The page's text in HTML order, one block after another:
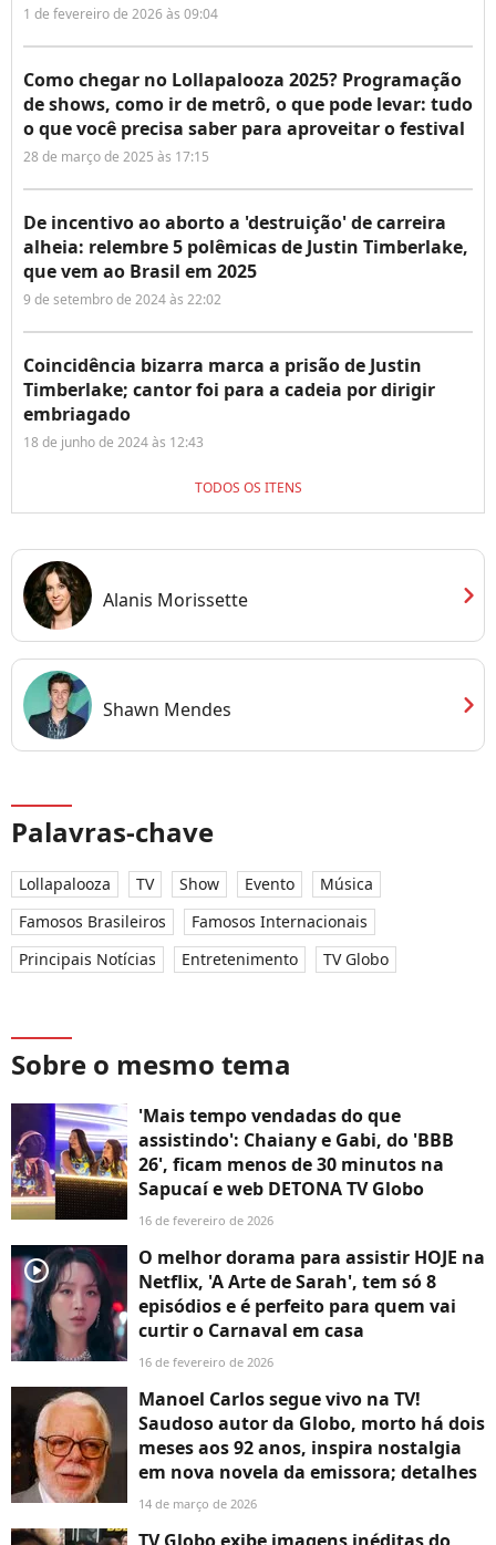
1 de fevereiro de 2026 às 09:04
Como chegar no Lollapalooza 2025? Programação
de shows, como ir de metrô, o que pode levar: tudo
o que você precisa saber para aproveitar o festival
28 de março de 2025 às 17:15
De incentivo ao aborto a 'destruição' de carreira
alheia: relembre 5 polêmicas de Justin Timberlake,
que vem ao Brasil em 2025
9 de setembro de 2024 às 22:02
Coincidência bizarra marca a prisão de Justin
Timberlake; cantor foi para a cadeia por dirigir
embriagado
18 de junho de 2024 às 12:43
TODOS OS ITENS
Alanis Morissette chevron_right
Shawn Mendes chevron_right
Palavras-chave
Lollapalooza TV Show Evento
Música
Famosos Brasileiros
Famosos Internacionais
Principais Notícias
Entretenimento TV Globo
Sobre o mesmo tema
'Mais tempo vendadas do que
assistindo': Chaiany e Gabi, do 'BBB
26', ficam menos de 30 minutos na
Sapucaí e web DETONA TV Globo
16 de fevereiro de 2026
player2
O melhor dorama para assistir HOJE na
Netflix, 'A Arte de Sarah', tem só 8
episódios e é perfeito para quem vai
curtir o Carnaval em casa
16 de fevereiro de 2026
Manoel Carlos segue vivo na TV!
Saudoso autor da Globo, morto há dois
meses aos 92 anos, inspira nostalgia
em nova novela da emissora; detalhes
14 de março de 2026